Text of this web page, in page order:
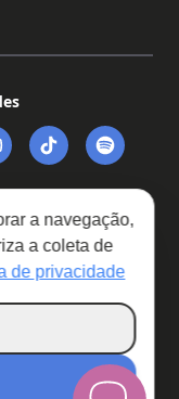
a navegação,
a coleta de
de privacidade
reservados
90.719.238/0001-64